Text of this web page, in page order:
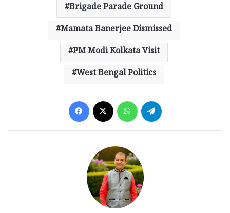
Brigade Parade Ground
Mamata Banerjee Dismissed
PM Modi Kolkata Visit
West Bengal Politics
Facebook WhatsApp